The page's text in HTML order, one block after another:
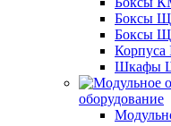
Боксы
Боксы
Корпуса
Шкафы
оборудование